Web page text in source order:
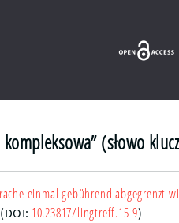
(słowo
einmal gebührend abgegrenzt
(DOI: 10.23817/lingtreff.15-9)